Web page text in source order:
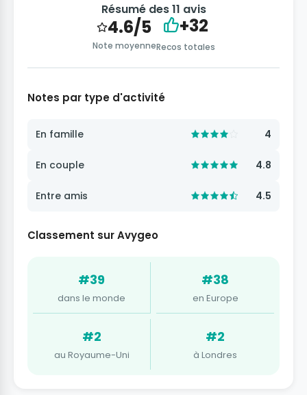
Résumé des 11 avis
4.6/5
Note moyenne
+32
Recos totales
Notes par type d'activité
En famille 4
En couple 4.8
Entre amis 4.5
Classement sur Avygeo
#39
dans le monde
#38
en Europe
#2
au Royaume-Uni
#2
à Londres